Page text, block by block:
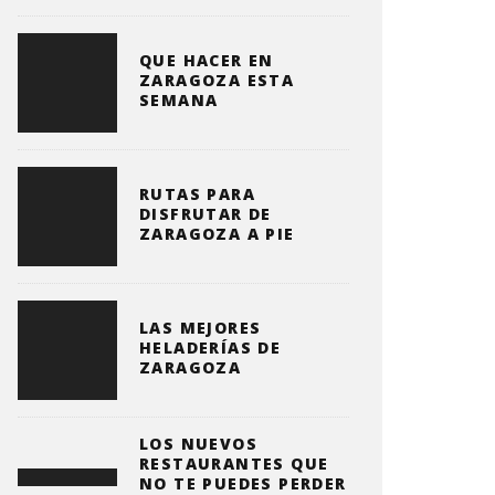
QUE HACER EN
ZARAGOZA ESTA
SEMANA
RUTAS PARA
DISFRUTAR DE
ZARAGOZA A PIE
LAS MEJORES
HELADERÍAS DE
ZARAGOZA
LOS NUEVOS
RESTAURANTES QUE
NO TE PUEDES PERDER